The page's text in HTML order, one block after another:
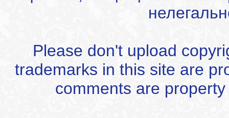
Please don't upload
trademarks in this site are
comments are